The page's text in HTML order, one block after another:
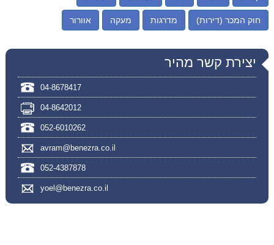
חוק המכר (דירות) מדרגות מעקה אוורור
יצירת קשר מהיר
04-8678417
04-8642012
052-6010262
avram@benezra.co.il
052-4387878
yoel@benezra.co.il